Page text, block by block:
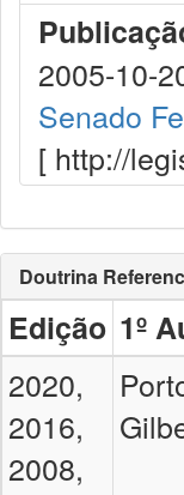
2005-10-
Senado
[ http://
Doutrina
Edição 1º
2020,
2016,
2008,